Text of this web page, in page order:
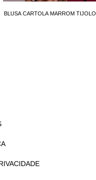
BLUSA CARTOLA MARROM TIJOLO